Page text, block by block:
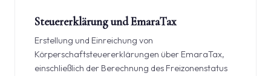
Steuererklärung und EmaraTax
Erstellung und Einreichung von
Körperschaftsteuererklärungen über EmaraTax,
einschließlich der Berechnung des Freizonenstatus